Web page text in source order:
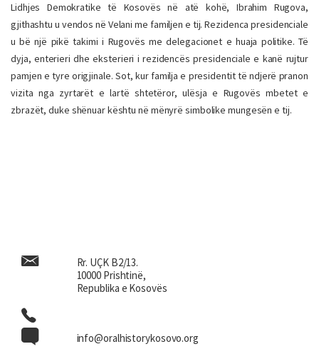
Lidhjes Demokratike të Kosovës në atë kohë, Ibrahim Rugova,
gjithashtu u vendos në Velani me familjen e tij. Rezidenca presidenciale
u bë një pikë takimi i Rugovës me delegacionet e huaja politike. Të
dyja, enterieri dhe eksterieri i rezidencës presidenciale e kanë rujtur
pamjen e tyre origjinale. Sot, kur familja e presidentit të ndjerë pranon
vizita nga zyrtarët e lartë shtetëror, ulësja e Rugovës mbetet e
zbrazët, duke shënuar kështu në mënyrë simbolike mungesën e tij.
Rr. UÇK B2/13.
10000 Prishtinë,
Republika e Kosovës
info@oralhistorykosovo.org